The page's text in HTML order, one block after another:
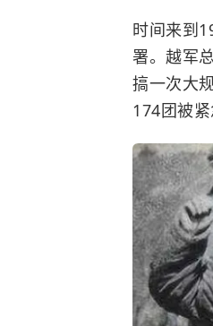
时间来到
署。越军
搞一次大
174团被